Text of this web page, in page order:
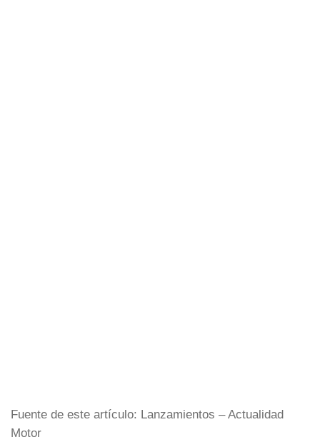
Fuente de este artículo: Lanzamientos – Actualidad
Motor